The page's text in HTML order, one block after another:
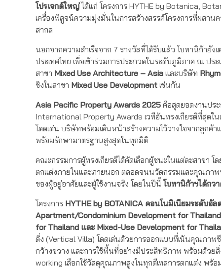
โปรเจกต์ใหญ่ได้แก่ โครงการ HYTHE by Botanica,
เครื่องพิสูจน์ความมุ่งมั่นในการสร้างสรรค์โครงการที่ผสา
สากล
นอกจากความสำเร็จจาก 7 รางวัลที่ได้รับแล้ว โบทานิก้ายั
ประเทศไทย เพื่อเข้าร่วมการประกวดในระดับภูมิภาค ณ ปร
สาขา Mixed Use Architecture – Asia และบริษัท
ชิงในสาขา Mixed Use Development เช่นกัน
Asia Pacific Property Awards 2025 คือสุดยอดงานปร
International Property Awards เวทีอันทรงเกียรติที่สุดใ
โดดเด่น บริษัทพร้อมเดินหน้าสร้างความไว้วางใจจากลูกค้
พร้อมรักษามาตรฐานสูงสุดในทุกมิติ
คณะกรรมการผู้ทรงเกียรติได้คัดเลือกผู้ชนะในแต่ละสาขา
ตกแต่งภายในและภายนอก ตลอดจนนวัตกรรมและคุณภา
ของผู้อยู่อาศัยและผู้ใช้งานจริง โดยในปีนี้โบทานิก้าฯได้กว
โครงการ HYTHE by BOTANICA คอนโนมิเนียมระดับอัล
Apartment/Condominium Development for
for Thailand และMixed-Use Development for
ดิ่ง (Vertical Villa) โดดเด่นด้วยการออกแบบที่เน้นคุณภาพ
กว้างขวาง และการใช้พื้นที่อย่างมีประสิทธิภาพ พร้อมด้วย
working เลือกใช้วัสดุคุณภาพสูงในทุกดีเทลการตกแต่ง พร้